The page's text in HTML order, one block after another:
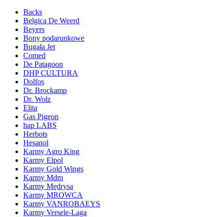
Backs
Belgica De Weerd
Beyers
Bony podarunkowe
Bugała Jet
Comed
De Patagoon
DHP CULTURA
Dolfos
Dr. Brockamp
Dr. Wolz
Elita
Gas Pigeon
hap LABS
Herbots
Hesanol
Karmy Agro King
Karmy Elpol
Karmy Gold Wings
Karmy Mdm
Karmy Mędrysa
Karmy MROWCA
Karmy VANROBAEYS
Karmy Versele-Laga